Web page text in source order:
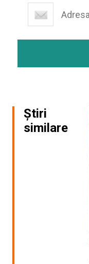
Știri
similare